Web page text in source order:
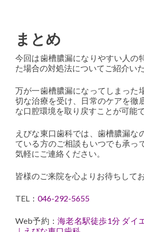
まとめ
今回は歯槽膿漏になりやすい人の
た場合の対処法についてご紹介い
万が一歯槽膿漏になってしまった
切な治療を受け、日常のケアを徹
な口腔環境を取り戻すことが可能で
えびな東口歯科では、歯槽膿漏な
ている方のご相談もいつでも承っ
気軽にご連絡ください。
皆様のご来院を心よりお待ちしてお
TEL： 046-292-5655
Web予約：海老名駅徒歩1分 ダイ